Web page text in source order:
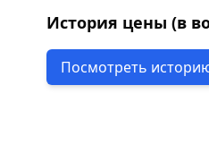
История цены (в
Посмотреть